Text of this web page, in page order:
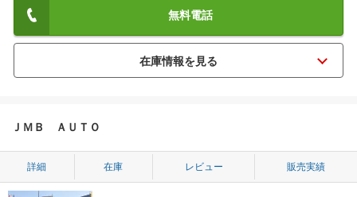
無料電話
ＪＭＢ ＡＵＴＯ
詳細 在庫 レビュー 販売実績